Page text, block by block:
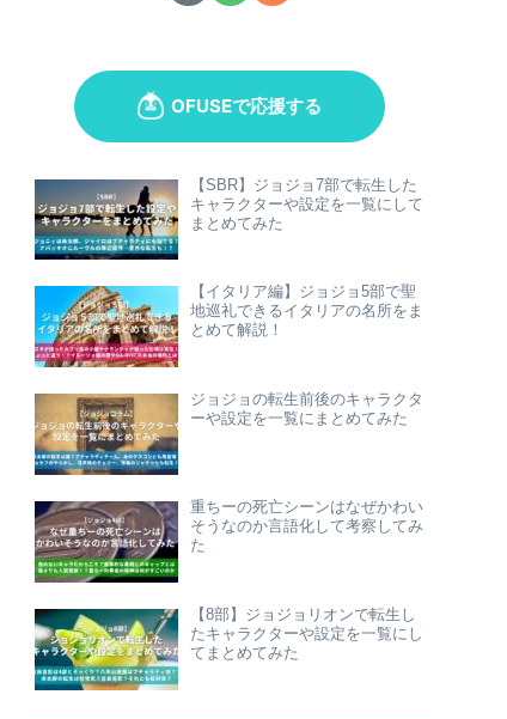
【SBR】ジョジョ7部で転生した
キャラクターや設定を一覧にして
まとめてみた
【イタリア編】ジョジョ5部で聖
地巡礼できるイタリアの名所をま
とめて解説！
ジョジョの転生前後のキャラクタ
ーや設定を一覧にまとめてみた
重ちーの死亡シーンはなぜかわい
そうなのか言語化して考察してみ
た
【8部】ジョジョリオンで転生し
たキャラクターや設定を一覧にし
てまとめてみた